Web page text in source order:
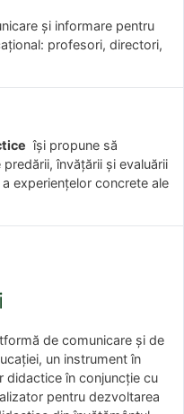
și informare pentru
profesori, directori,
îşi propune să
învăţării şi evaluării
experienţelor concrete ale
de comunicare și de
un instrument în
didactice în conjuncție cu
pentru dezvoltarea